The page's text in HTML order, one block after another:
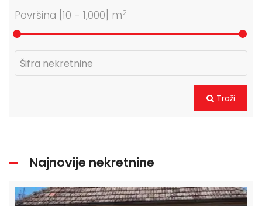
Površina [ 10 - 1,000 ] m2
Traži
Najnovije nekretnine